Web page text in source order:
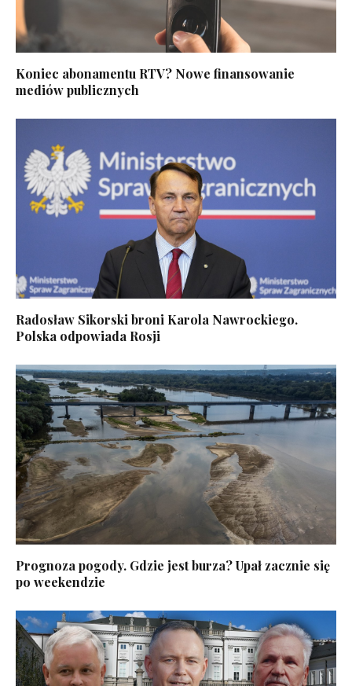
Koniec abonamentu RTV? Nowe finansowanie
mediów publicznych
Radosław Sikorski broni Karola Nawrockiego.
Polska odpowiada Rosji
Prognoza pogody. Gdzie jest burza? Upał zacznie się
po weekendzie